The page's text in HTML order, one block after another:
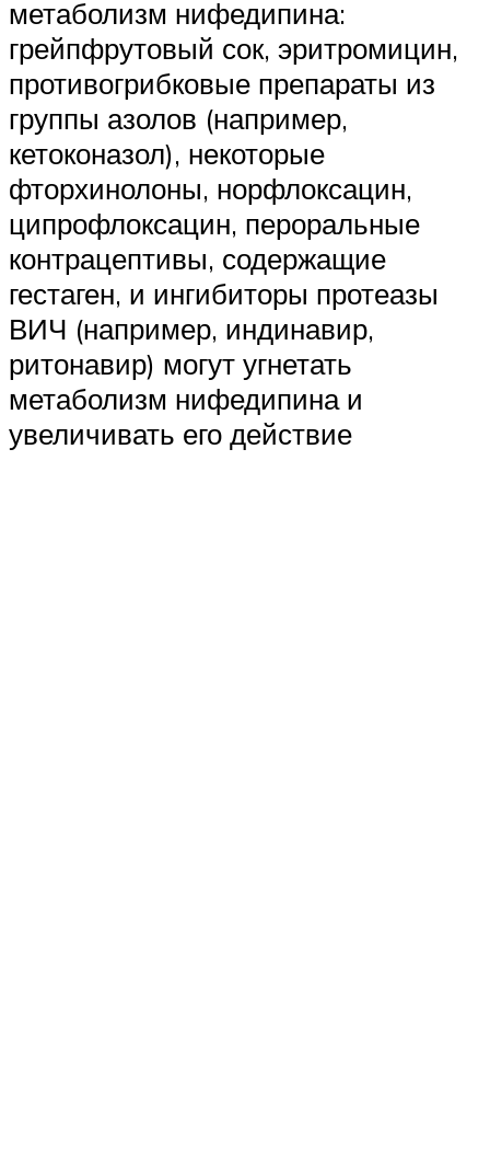
метаболизм нифедипина:
грейпфрутовый сок, эритромицин,
противогрибковые препараты из
группы азолов (например,
кетоконазол), некоторые
фторхинолоны, норфлоксацин,
ципрофлоксацин, пероральные
контрацептивы, содержащие
гестаген, и ингибиторы протеазы
ВИЧ (например, индинавир,
ритонавир) могут угнетать
метаболизм нифедипина и
увеличивать его действие